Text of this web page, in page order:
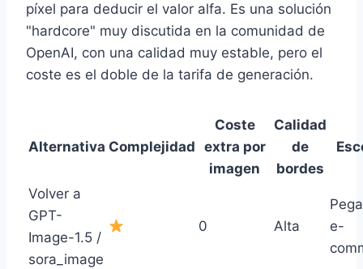
píxel para deducir el valor alfa. Es una solución
"hardcore" muy discutida en la comunidad de
OpenAI, con una calidad muy estable, pero el
coste es el doble de la tarifa de generación.
Alternativa Complejidad
Coste
extra por
imagen
Calidad
de
bordes
Volver a
GPT-
Image-1.5 /
sora_image
0 Alta
e-